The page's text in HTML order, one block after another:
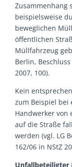
Zusammenhang
beispielsweise
beweglichen
öffentlichen
Müllfahrzeug
Berlin,
2007, 100).
Kein
zum Beispiel bei
Handwerker von
auf die Straße
werden (vgl. LG
162/06 in NStZ
Unfallbeteiligter